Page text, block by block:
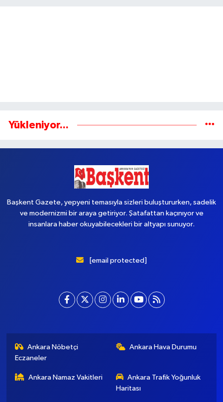
Yükleniyor...
Başkent Gazete, yepyeni temasıyla sizleri buluştururken, sadelik
ve modernizmi bir araya getiriyor. Şatafattan kaçınıyor ve
insanlara haber okuyabilecekleri bir altyapı sunuyor.
[email protected]
Ankara Nöbetçi
Eczaneler
Ankara Hava Durumu
Ankara Namaz Vakitleri
Ankara Trafik Yoğunluk
Haritası